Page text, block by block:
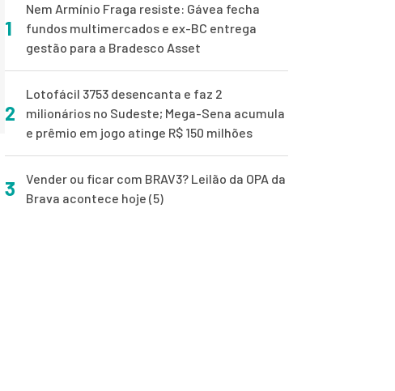
1
Nem Armínio Fraga resiste: Gávea fecha
fundos multimercados e ex-BC entrega
gestão para a Bradesco Asset
2
Lotofácil 3753 desencanta e faz 2
milionários no Sudeste; Mega-Sena acumula
e prêmio em jogo atinge R$ 150 milhões
3
Vender ou ficar com BRAV3? Leilão da OPA da
Brava acontece hoje (5)